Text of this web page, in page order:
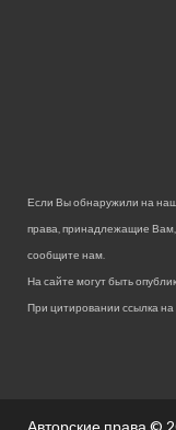
Если Вы обнаружили на
права, принадлежащие
сообщите нам.
На сайте могут быть
При цитировании ссылка на